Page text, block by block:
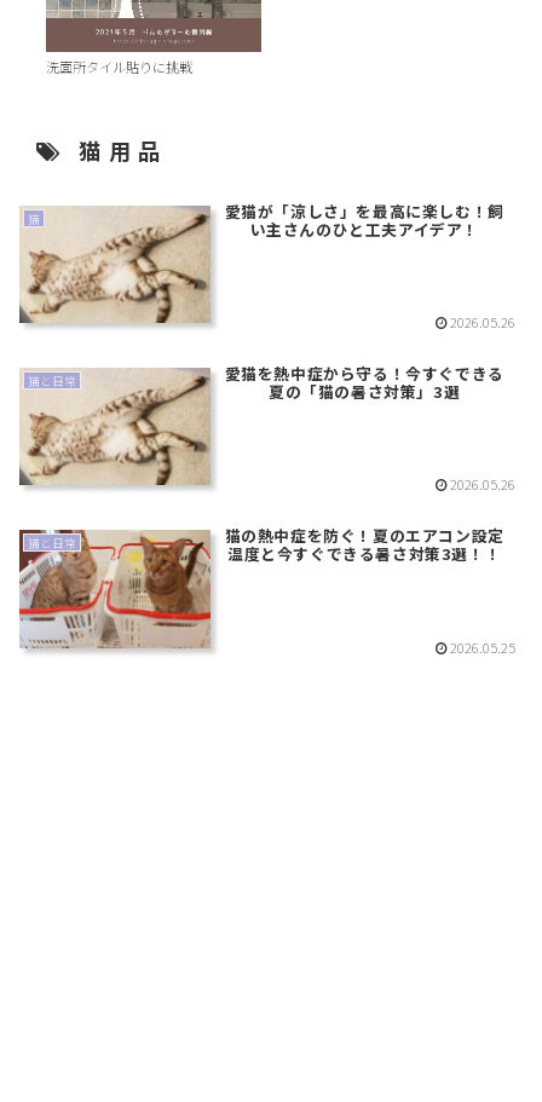
洗面所タイル貼りに挑戦
猫用品
猫 愛猫が「涼しさ」を最高に楽しむ！飼
い主さんのひと工夫アイデア！
2026.05.26
猫と日常 愛猫を熱中症から守る！今すぐできる
夏の「猫の暑さ対策」3選
2026.05.26
猫と日常 猫の熱中症を防ぐ！夏のエアコン設定
温度と今すぐできる暑さ対策3選！！
2026.05.25